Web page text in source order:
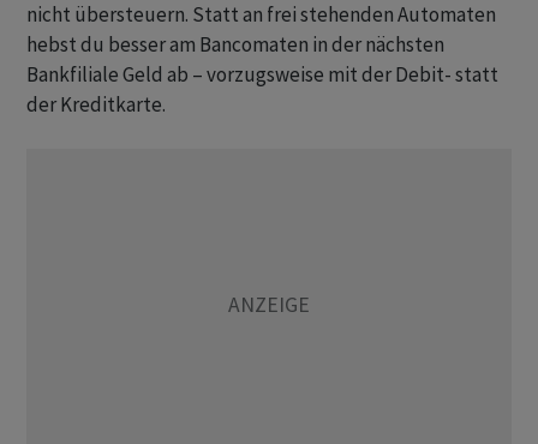
nicht übersteuern. Statt an frei stehenden Automaten
hebst du besser am Bancomaten in der nächsten
Bankfiliale Geld ab – vorzugsweise mit der Debit- statt
der Kreditkarte.